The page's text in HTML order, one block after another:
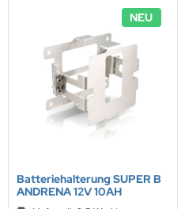
NEU
Batteriehalterung SUPER B
ANDRENA 12V 10AH